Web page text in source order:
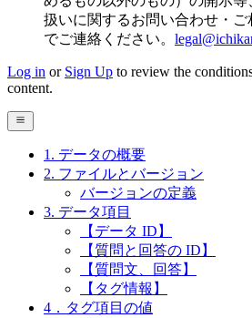
扱いに関するお問い合わせ・ご
でご連絡ください。
Log in or Sign Up to review the
content.
1. データの概要
2. ファイルとバージョン
バージョンの定義
3. データ項目
【データ ID】
【質問と回答の ID】
【質問文、回答】
【タグ情報】
4．タグ項目の値